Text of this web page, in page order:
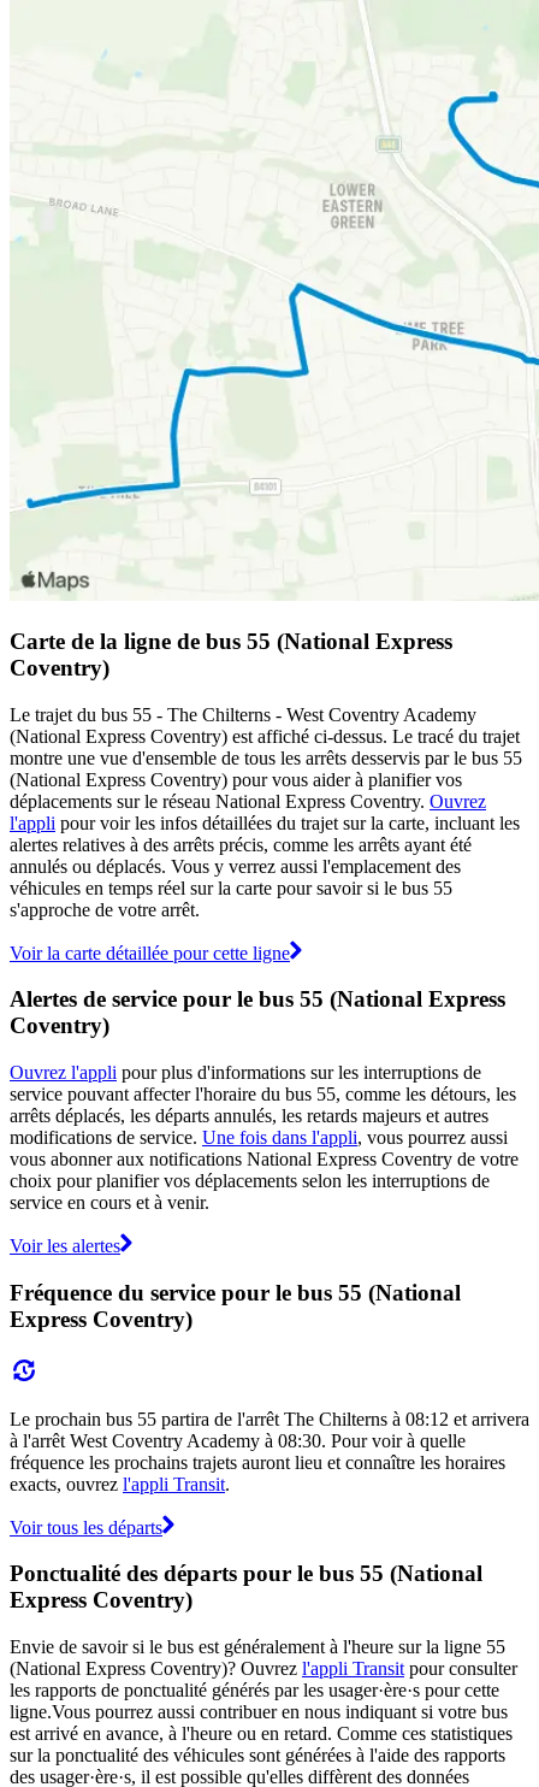
Carte de la ligne de bus 55 (National Express
Coventry)
Le trajet du bus 55 - The Chilterns - West Coventry Academy
(National Express Coventry) est affiché ci-dessus. Le tracé du trajet
montre une vue d'ensemble de tous les arrêts desservis par le bus 55
(National Express Coventry) pour vous aider à planifier vos
déplacements sur le réseau National Express Coventry. Ouvrez
l'appli pour voir les infos détaillées du trajet sur la carte, incluant les
alertes relatives à des arrêts précis, comme les arrêts ayant été
annulés ou déplacés. Vous y verrez aussi l'emplacement des
véhicules en temps réel sur la carte pour savoir si le bus 55
s'approche de votre arrêt.
Voir la carte détaillée pour cette ligne
Alertes de service pour le bus 55 (National Express
Coventry)
Ouvrez l'appli pour plus d'informations sur les interruptions de
service pouvant affecter l'horaire du bus 55, comme les détours, les
arrêts déplacés, les départs annulés, les retards majeurs et autres
modifications de service. Une fois dans l'appli, vous pourrez aussi
vous abonner aux notifications National Express Coventry de votre
choix pour planifier vos déplacements selon les interruptions de
service en cours et à venir.
Voir les alertes
Fréquence du service pour le bus 55 (National
Express Coventry)
Le prochain bus 55 partira de l'arrêt The Chilterns à 08:12 et arrivera
à l'arrêt West Coventry Academy à 08:30. Pour voir à quelle
fréquence les prochains trajets auront lieu et connaître les horaires
exacts, ouvrez l'appli Transit.
Voir tous les départs
Ponctualité des départs pour le bus 55 (National
Express Coventry)
Envie de savoir si le bus est généralement à l'heure sur la ligne 55
(National Express Coventry)? Ouvrez l'appli Transit pour consulter
les rapports de ponctualité générés par les usager·ère·s pour cette
ligne.Vous pourrez aussi contribuer en nous indiquant si votre bus
est arrivé en avance, à l'heure ou en retard. Comme ces statistiques
sur la ponctualité des véhicules sont générées à l'aide des rapports
des usager·ère·s, il est possible qu'elles diffèrent des données